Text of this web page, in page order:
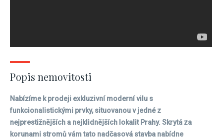
Popis nemovitosti
Nabízíme k prodeji exkluzivní moderní vilu s
funkcionalistickými prvky, situovanou v jedné z
nejprestižnějších a nejklidnějších lokalit Prahy. Skrytá za
korunami stromů vám tato nadčasová stavba nabídne